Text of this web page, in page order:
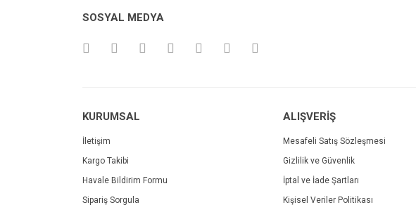
Ürün fiyatı diğer sitelerden daha pahalı.
SOSYAL MEDYA
KURUMSAL
İletişim
Kargo Takibi
Havale Bildirim Formu
Sipariş Sorgula
ALIŞVERİŞ
Mesafeli Satış Sözleşmesi
Gizlilik ve Güvenlik
İptal ve İade Şartları
Kişisel Veriler Politikası